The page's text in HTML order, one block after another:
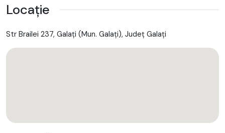
Carosari disponibile:
- Prelata clasica sau cu laterale culisante
- Box marfuri generale
Locație
Str Brailei 237, Galaţi (Mun. Galaţi), Județ Galaţi